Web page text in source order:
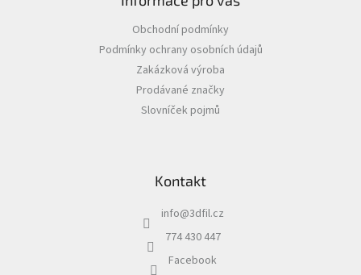
Obchodní podmínky
Podmínky ochrany osobních údajů
Zakázková výroba
Prodávané značky
Slovníček pojmů
Kontakt
info@3dfil.cz
774 430 447
Facebook